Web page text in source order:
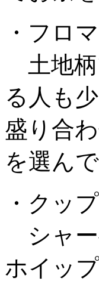
・フロ
土地柄
る人も
盛り合
を選ん
・クッ
シャー
ホイッ